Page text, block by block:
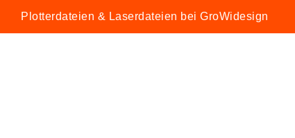
Inhalt
Plotterdateien & Laserdateien bei GroWidesign